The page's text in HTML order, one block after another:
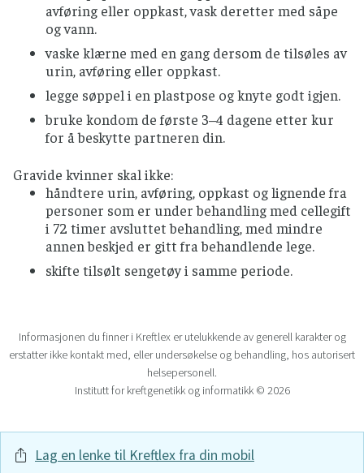
avføring eller oppkast, vask deretter med såpe
og vann.
vaske klærne med en gang dersom de tilsøles av
urin, avføring eller oppkast.
legge søppel i en plastpose og knyte godt igjen.
bruke kondom de første 3–4 dagene etter kur
for å beskytte partneren din.
Gravide kvinner skal ikke:
håndtere urin, avføring, oppkast og lignende fra
personer som er under behandling med cellegift
i 72 timer avsluttet behandling, med mindre
annen beskjed er gitt fra behandlende lege.
skifte tilsølt sengetøy i samme periode.
Informasjonen du finner i Kreftlex er utelukkende av generell karakter og
erstatter ikke kontakt med, eller undersøkelse og behandling, hos autorisert
helsepersonell.
Institutt for kreftgenetikk og informatikk © 2026
Lag en lenke til Kreftlex fra din mobil